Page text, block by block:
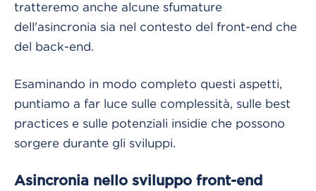
tratteremo anche alcune sfumature
dell'asincronia sia nel contesto del front-end che
del back-end.
Esaminando in modo completo questi aspetti,
puntiamo a far luce sulle complessità, sulle best
practices e sulle potenziali insidie ​​​che possono
sorgere durante gli sviluppi.
Asincronia nello sviluppo front-end